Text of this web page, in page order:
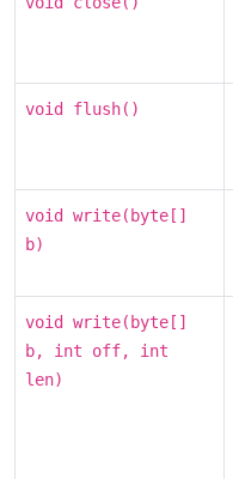
void flush()
void write(byte[]
b)
void write(byte[]
b, int off, int
len)